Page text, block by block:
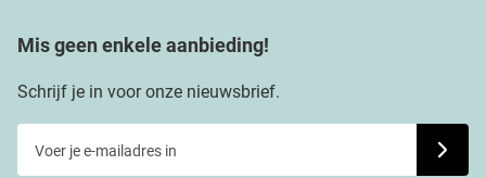
Mis geen enkele aanbieding!
Schrijf je in voor onze nieuwsbrief.